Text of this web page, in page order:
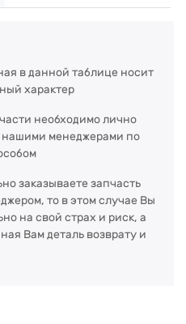
в данной таблице носит
характер
необходимо лично
нашими менеджерами по
заказываете запчасть
то в этом случае Вы
на свой страх и риск, а
Вам деталь возврату и